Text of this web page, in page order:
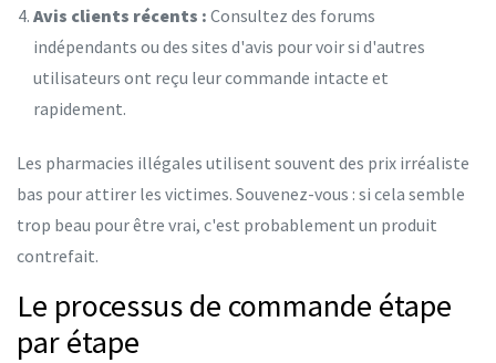
Avis clients récents : Consultez des forums
indépendants ou des sites d'avis pour voir si d'autres
utilisateurs ont reçu leur commande intacte et
rapidement.
Les pharmacies illégales utilisent souvent des prix irréaliste
bas pour attirer les victimes. Souvenez-vous : si cela semble
trop beau pour être vrai, c'est probablement un produit
contrefait.
Le processus de commande étape
par étape